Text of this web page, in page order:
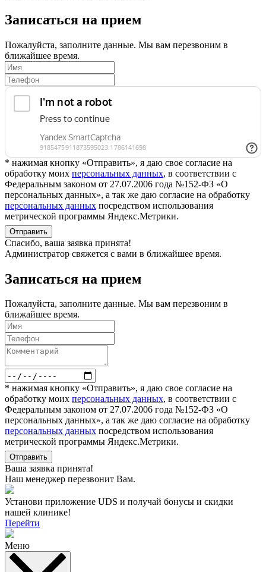
Записаться на прием
Пожалуйста, заполните данные. Мы вам перезвоним в
ближайшее время.
* нажимая кнопку «Отправить», я даю свое согласие на
обработку моих персональных данных, в соответствии с
Федеральным законом от 27.07.2006 года №152-ФЗ «О
персональных данных», а так же даю согласие на обработку
персональных данных посредством использования
метрической программы Яндекс.Метрики.
Отправить
Спасибо, ваша заявка принята!
Администратор свяжется с вами в ближайшее время.
Записаться на прием
Пожалуйста, заполните данные. Мы вам перезвоним в
ближайшее время.
* нажимая кнопку «Отправить», я даю свое согласие на
обработку моих персональных данных, в соответствии с
Федеральным законом от 27.07.2006 года №152-ФЗ «О
персональных данных», а так же даю согласие на обработку
персональных данных посредством использования
метрической программы Яндекс.Метрики.
Отправить
Ваша заявка принята!
Наш менеджер перезвонит Вам.
Установи приложение UDS и получай бонусы и скидки
нашей клинике!
Перейти
Меню